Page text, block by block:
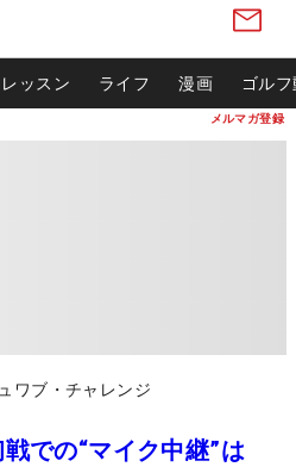
メルマガ登録
レッスン ライフ 漫画 ゴル
ワブ・チャレンジ
での“マイク中継”は